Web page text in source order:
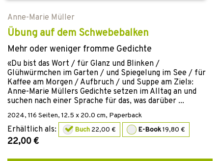
Anne-Marie Müller
Übung auf dem Schwebebalken
Mehr oder weniger fromme Gedichte
«Du bist das Wort / für Glanz und Blinken /
Glühwürmchen im Garten / und Spiegelung im See / für
Kaffee am Morgen / Aufbruch / und Suppe am Ziel»:
Anne-Marie Müllers Gedichte setzen im Alltag an und
suchen nach einer Sprache für das, was darüber ...
2024, 116 Seiten, 12.5 x 20.0 cm, Paperback
Erhältlich als: Buch 22,00 € E-Book19,80 €
22,00 €